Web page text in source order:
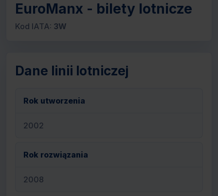
EuroManx - bilety lotnicze
Kod IATA: 3W
Dane linii lotniczej
Rok utworzenia
2002
Rok rozwiązania
2008